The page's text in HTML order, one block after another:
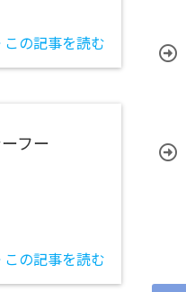
この記事を読む
フー
この記事を読む